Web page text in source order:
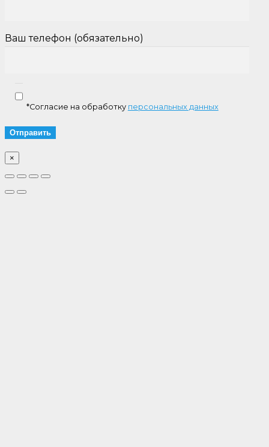
Ваш телефон (обязательно)
*Согласие на обработку персональных данных
×